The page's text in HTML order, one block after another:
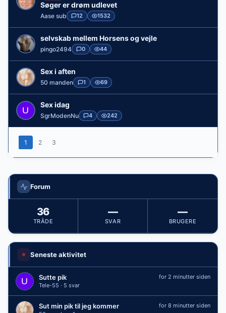
Søger er drøm udlevet
Aase sub 12 1532
selvskab mellem Horsens og vejle
pingo2494 0 44
Sex i aften
50 manden 1 69
Sex idag
SgrModenNu 4 242
1 2 3
Forum
36
TRÅDE
—
SVAR
—
BRUGERE
Seneste aktivitet
Sutte pik
Tele-55 · 5 svar
for 2 minutter siden
Sut min pik til jeg kommer for 8 minutter siden